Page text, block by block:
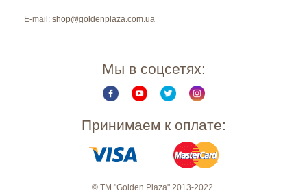
E-mail: shop@goldenplaza.com.ua
Мы в соцсетях:
Принимаем к оплате:
© ТМ "Golden Plaza" 2013-2022.